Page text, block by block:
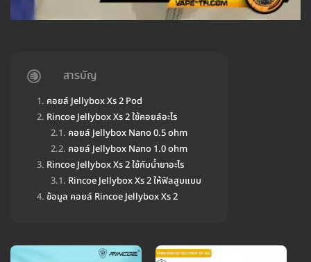
สารบัญ
คอยล์ Jellybox Xs 2 Pod
Rincoe Jellybox Xs 2 ใช้คอยล์อะไร
คอยล์ Jellybox Nano 0.5 ohm
คอยล์ Jellybox Nano 1.0 ohm
Rincoe Jellybox Xs 2 ใช้กับน้ำยาอะไร
Rincoe Jellybox Xs 2 ให้ฟิลสูบแบบ
ข้อมูล คอยล์ Rincoe Jellybox Xs 2